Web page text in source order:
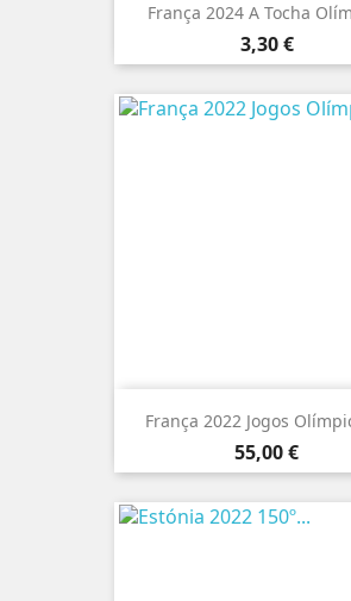
França 2024 A Tocha
Preço
3,30 €
França 2022 Jogos
Preço
55,00 €